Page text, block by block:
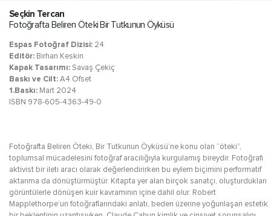
Seçkin Tercan
Fotoğrafta Beliren Öteki Bir Tutkunun Öyküsü
Espas Fotoğraf Dizisi: 24
Editör: Birhan Keskin
Kapak Tasarımı: Savaş Çekiç
Baskı ve Cilt: A4 Ofset
1.Baskı: Mart 2024
ISBN 978-605-4363-49-0
Fotoğrafta Beliren Öteki, Bir Tutkunun Öyküsü’ne konu olan “öteki”,
toplumsal mücadelesini fotoğraf aracılığıyla kurgulamış bireydir. Fotoğrafı
aktivist bir ileti aracı olarak değerlendirirken bu eylem biçimini performatif
aktarıma da dönüştürmüştür. Kitapta yer alan birçok sanatçı, oluşturdukları
görüntülerle dönüşen kuir kavramının içine dahil olur. Robert
Mapplethorpe’un fotoğraflarındaki anlatı, beden üzerine yoğunlaşan estetik